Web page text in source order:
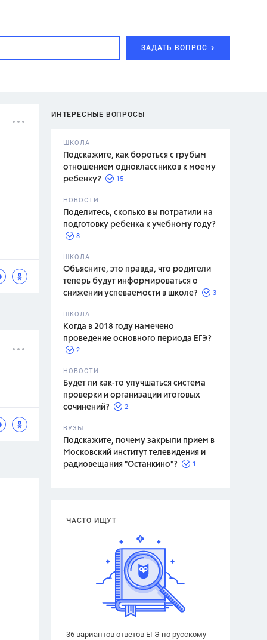
ЗАДАТЬ ВОПРОС
Л.С.,
ИНТЕРЕСНЫЕ ВОПРОСЫ
ШКОЛА
Подскажите, как бороться с грубым
отношением одноклассников к моему
ребенку?
15
НОВОСТИ
Поделитесь, сколько вы потратили на
подготовку ребенка к учебному году?
8
ШКОЛА
Объясните, это правда, что родители
теперь будут информироваться о
снижении успеваемости в школе?
3
ШКОЛА
Когда в 2018 году намечено
проведение основного периода ЕГЭ?
2
НОВОСТИ
Будет ли как-то улучшаться система
проверки и организации итоговых
сочинений?
2
ВУЗЫ
Подскажите, почему закрыли прием в
Московский институт телевидения и
радиовещания "Останкино"?
1
ЧАСТО ИЩУТ
36 вариантов ответов ЕГЭ по русскому